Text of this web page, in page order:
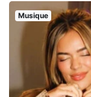
Musique